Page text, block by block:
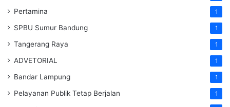
Pertamina 1
SPBU Sumur Bandung 1
Tangerang Raya 1
ADVETORIAL 1
Bandar Lampung 1
Pelayanan Publik Tetap Berjalan 1